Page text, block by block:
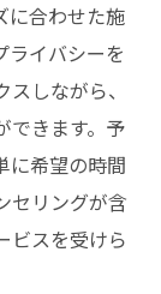
に合わせた施
ライバシーを
しながら、
できます。予
に希望の時間
セリングが含
ビスを受けら